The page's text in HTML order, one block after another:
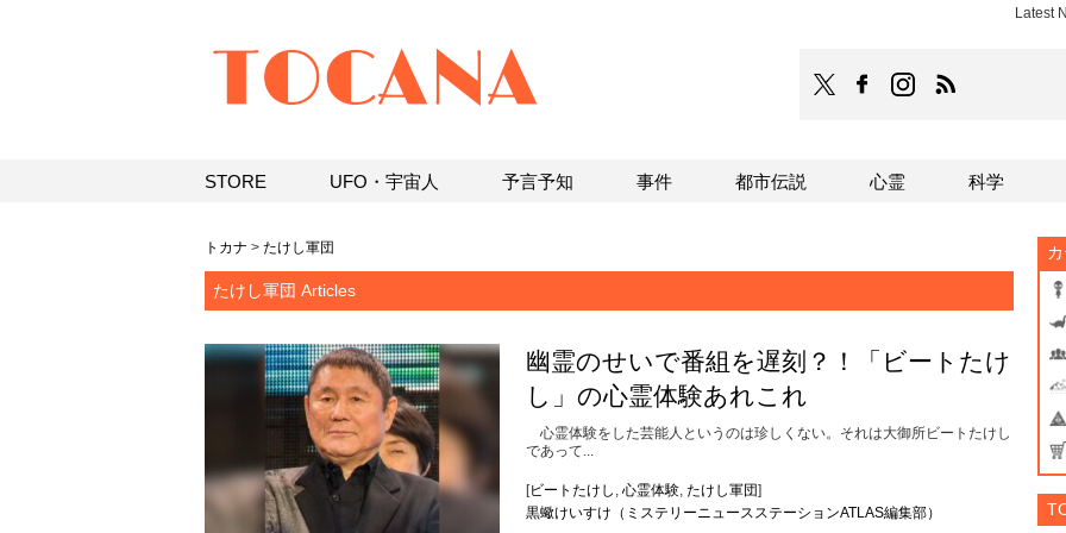
Latest
TOCANAのFacebookはこち
TOCANAのinstagram
トカナ > たけし軍団
たけし軍団 Articles
幽霊のせいで番組を遅刻？！「ビートたけ
し」の心霊体験あれこれ
心霊体験をした芸能人というのは珍しくない。それは大御所ビートたけし
であって...
[ビートたけし , 心霊体験, たけし軍団]
黒蠍けいすけ（ミステリーニュースステーションATLAS編集部）
STORE UFO・宇宙人 予言予知 事件 都市伝説 心霊 科学